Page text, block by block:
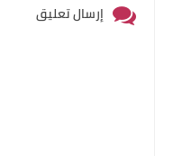
إرسال تعليق